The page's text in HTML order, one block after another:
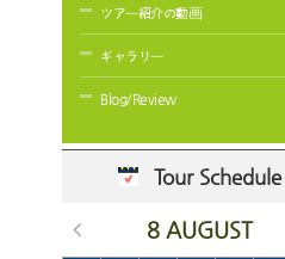
ツアー紹介の動画
ギャラリー
Blog/Review
Tour Schedule
8 AUGUST